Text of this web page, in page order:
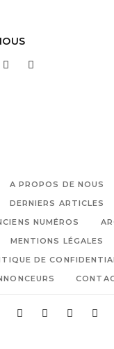
A PROPOS DE NOUS
DERNIERS ARTICLES
NUMÉROS
MENTIONS LÉGALES
DE